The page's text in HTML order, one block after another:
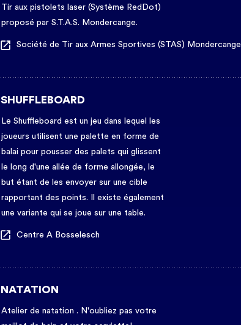
Tir aux pistolets laser (Système RedDot)
proposé par S.T.A.S. Mondercange.
Société de Tir aux Armes Sportives (STAS) Mondercange
SHUFFLEBOARD
Le Shuffleboard est un jeu dans lequel les
joueurs utilisent une palette en forme de
balai pour pousser des palets qui glissent
le long d'une allée de forme allongée, le
but étant de les envoyer sur une cible
rapportant des points. Il existe également
une variante qui se joue sur une table.
Centre A Bosselesch
NATATION
Atelier de natation . N'oubliez pas votre